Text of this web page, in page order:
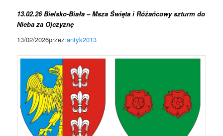
13.02.26 Bielsko-Biała – Msza Święta i Różańcowy szturm do
Nieba za Ojczyznę
13/02/2026przezantyk2013